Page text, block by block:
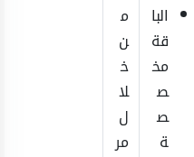
البا
قة
مخ
ص
ص
ة
م
ن
خ
لا
ل
مر